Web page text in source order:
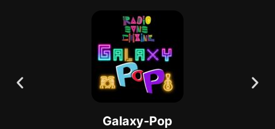
Galaxy-Pop